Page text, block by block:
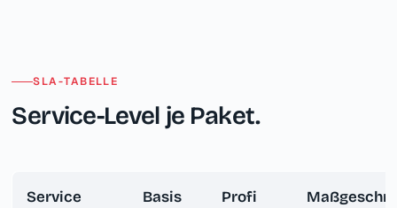
SLA-TABELLE
Service-Level je Paket.
Service Basis Profi